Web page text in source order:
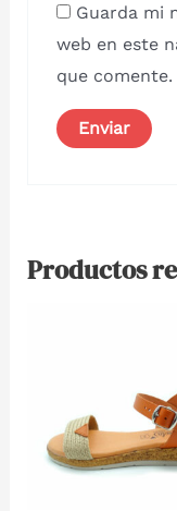
Guarda mi
web en este
que comente.
Productos